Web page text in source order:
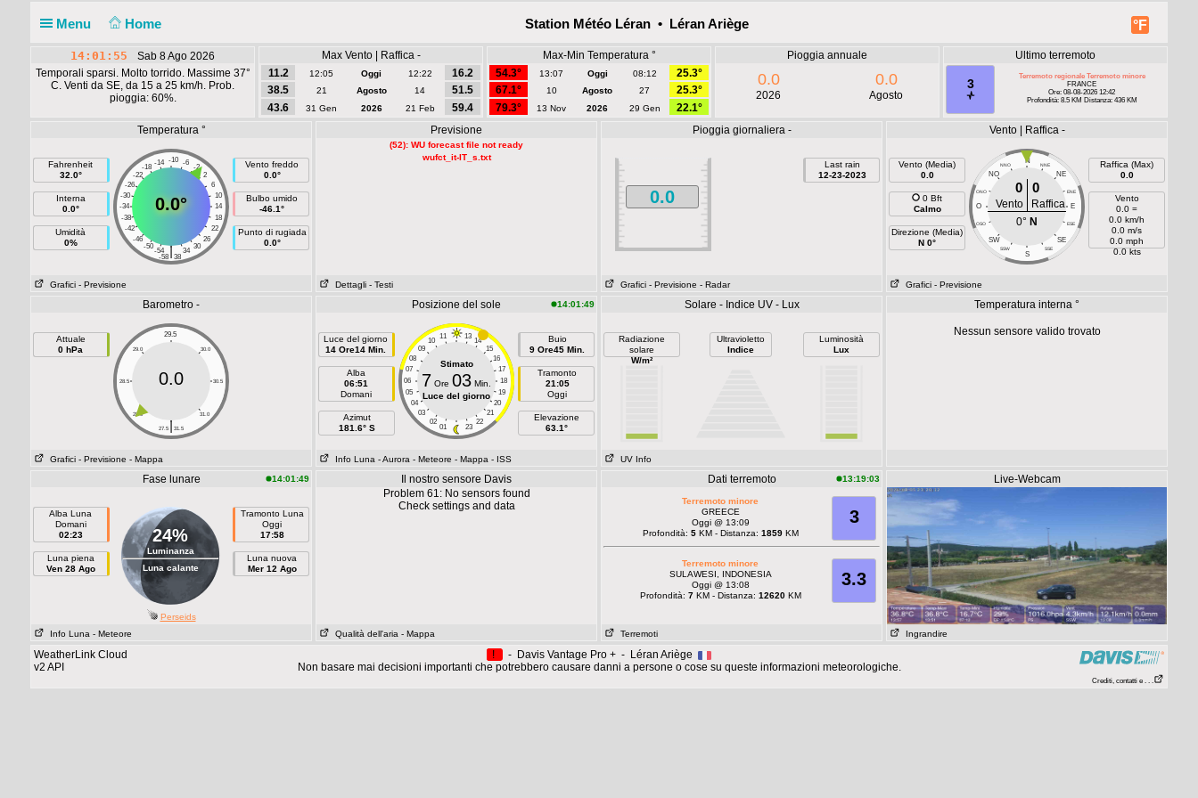
Menu Home °F
Station Météo Léran • Léran Ariège
14:01:55
Sab 8 Ago 2026
Temporali sparsi. Molto torrido. Massime 37°
C. Venti da SE, da 15 a 25 km/h. Prob.
pioggia: 60%.
Max Vento | Raffica -
11.2
12:05 Oggi 12:22
16.2
38.5
21 Agosto 14
51.5
43.6
31 Gen 2026 21 Feb 59.4
Max-Min Temperatura °
54.3°
13:07 Oggi 08:12
25.3°
67.1°
10 Agosto 27
25.3°
79.3°
13 Nov 2026 29 Gen 22.1°
Pioggia annuale
0.0
2026
0.0
Agosto
Ultimo terremoto
3
Terremoto regionale Terremoto minore
FRANCE
Ore: 08-08-2026 12:42
Profondità: 8.5 KM Distanza: 436 KM
Temperatura °
Fahrenheit
32.0°
Interna
0.0°
Umidità
0%
-10
-14 -6
-18
-2
-22
2
-26
6
-30
10
-34
14
-38
18
-42
22
-46
26
-50
30
-54 34
|
-58 38
0.0°
Vento freddo
0.0°
Bulbo umido
-46.1°
Punto di rugiada
0.0°
Grafici - Previsione
Previsione
(52): WU forecast file not ready
wufct_it-IT_s.txt
Dettagli - Testi
Pioggia giornaliera -
0.0
Last rain
12-23-2023
Grafici - Previsione - Radar
Vento | Raffica -
Vento (Media)
0.0
0 Bft
Calmo
Direzione (Media)
N 0°
N
NNO NNE
NO NE
ONO ENE
O E
OSO ESE
SW SE
SSW SSE
S
0 0
Vento
Raffica
0° N
Raffica (Max)
0.0
Vento
0.0 =
0.0 km/h
0.0 m/s
0.0 mph
0.0 kts
Grafici - Previsione
Barometro -
Attuale
0 hPa
29.5
29.0 30.0
28.5 30.5
28.0 31.0
|
27.5 31.5
0.0
Grafici - Previsione - Mappa
Posizione del sole 14:01:49
Luce del giorno
14 Ore14 Min.
Alba
06:51
Domani
Azimut
181.6° S
11 13
10
14
09
15
08
16
07
17
06
18
05
19
04
20
03
21
02
22
01 23
Stimato
7 Ore 03 Min.
Luce del giorno
Buio
9 Ore45 Min.
Tramonto
21:05
Oggi
Elevazione
63.1°
Info Luna - Aurora - Meteore - Mappa - ISS
Solare - Indice UV - Lux
Radiazione
solare
W/m²
Ultravioletto
Indice
Luminosità
Lux
UV Info
Temperatura interna °
Nessun sensore valido trovato
Fase lunare 14:01:49
Alba Luna
Domani
02:23
Luna piena
Ven 28 Ago
24%
Luminanza
Luna calante
Tramonto Luna
Oggi
17:58
Luna nuova
Mer 12 Ago
Perseids
Info Luna - Meteore
Il nostro sensore Davis
Problem 61: No sensors found
Check settings and data
Qualità dell'aria - Mappa
Dati terremoto 13:19:03
3
Terremoto minore
GREECE
Oggi @ 13:09
Profondità: 5KM - Distanza: 1859KM
3.3
Terremoto minore
SULAWESI, INDONESIA
Oggi @ 13:08
Profondità: 7KM - Distanza: 12620KM
Terremoti
Live-Webcam
Ingrandire
WeatherLink Cloud
v2 API
!
- Davis Vantage Pro + - Léran Ariège
Non basare mai decisioni importanti che potrebbero causare danni a persone o cose su queste informazioni meteorologiche.
Crediti, contatti e . . .